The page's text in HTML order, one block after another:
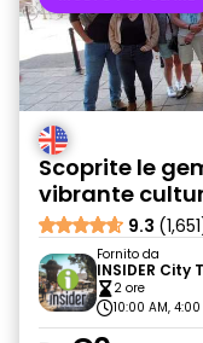
Scoprite le
vibrante
9.3
Fornito da
INSIDER City
2 ore
10:00 AM, 4:00